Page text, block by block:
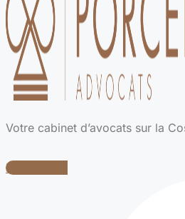
Votre cabinet d’avocats sur la
Facebook-f